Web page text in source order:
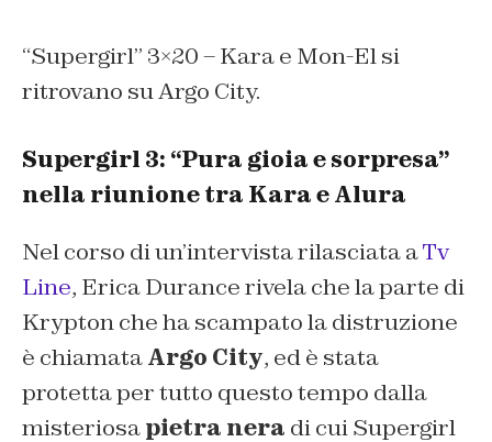
“Supergirl” 3×20 – Kara e Mon-El si
ritrovano su Argo City.
Supergirl 3: “Pura gioia e sorpresa”
nella riunione tra Kara e Alura
Nel corso di un’intervista rilasciata aTv
Line, Erica Durance rivela che la parte di
Krypton che ha scampato la distruzione
è chiamataArgo City, ed è stata
protetta per tutto questo tempo dalla
misteriosapietra nera di cui Supergirl